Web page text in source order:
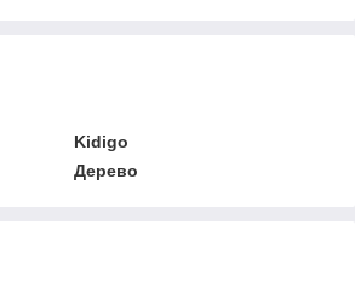
Kidigo
Дерево